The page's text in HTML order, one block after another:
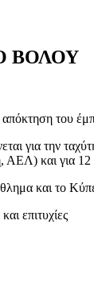
ΒΟΛΟΥ
του
για την
ΑΕΛ) και
και το
επιτυχίες